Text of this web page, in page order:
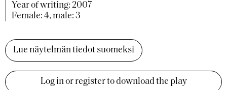
Year of writing: 2007
Female: 4, male: 3
Lue näytelmän tiedot suomeksi
Log in or register to download the play